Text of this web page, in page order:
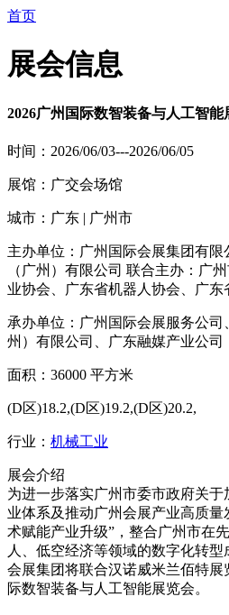
首页
展会信息
2026广州国际数智装备与人工智能
时间：2026/06/03---2026/06/05
展馆：广交会场馆
城市：广东 | 广州市
主办单位：广州国际会展集团有
（广州）有限公司 联合主办：广
业协会、广东省机器人协会、广东
承办单位：广州国际会展服务公
州）有限公司、广东融媒产业公司
面积：36000 平方米
(D区)18.2,(D区)19.2,(D区)20.2,
行业： 机械工业
展会介绍
为进一步落实广州市委市政府关于
业体系及推动广州会展产业高质
术赋能产业升级”，整合广州市在
人、低空经济等领域的数字化转
会展集团将联合汉诺威米兰佰特展
际数智装备与人工智能展览会。